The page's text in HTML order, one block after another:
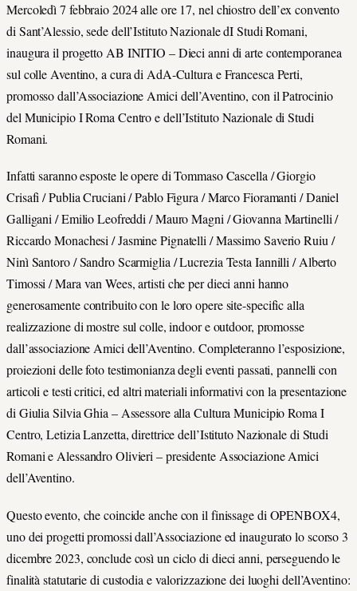
Mercoledì 7 febbraio 2024 alle ore 17, nel chiostro dell’ex convento
di Sant’Alessio, sede dell’Istituto Nazionale dI Studi Romani,
inaugura il progetto AB INITIO – Dieci anni di arte contemporanea
sul colle Aventino, a cura di AdA-Cultura e Francesca Perti,
promosso dall’Associazione Amici dell’Aventino, con il Patrocinio
del Municipio I Roma Centro e dell’Istituto Nazionale di Studi
Romani.
Infatti saranno esposte le opere di Tommaso Cascella / Giorgio
Crisafi / Publia Cruciani / Pablo Figura / Marco Fioramanti / Daniel
Galligani / Emilio Leofreddi / Mauro Magni / Giovanna Martinelli /
Riccardo Monachesi / Jasmine Pignatelli / Massimo Saverio Ruiu /
Ninì Santoro / Sandro Scarmiglia / Lucrezia Testa Iannilli / Alberto
Timossi / Mara van Wees, artisti che per dieci anni hanno
generosamente contribuito con le loro opere site-specific alla
realizzazione di mostre sul colle, indoor e outdoor, promosse
dall’associazione Amici dell’Aventino. Completeranno l’esposizione,
proiezioni delle foto testimonianza degli eventi passati, pannelli con
articoli e testi critici, ed altri materiali informativi con la presentazione
di Giulia Silvia Ghia – Assessore alla Cultura Municipio Roma I
Centro, Letizia Lanzetta, direttrice dell’Istituto Nazionale di Studi
Romani e Alessandro Olivieri – presidente Associazione Amici
dell’Aventino.
Questo evento, che coincide anche con il finissage di OPENBOX4,
uno dei progetti promossi dall’Associazione ed inaugurato lo scorso 3
dicembre 2023, conclude così un ciclo di dieci anni, perseguendo le
finalità statutarie di custodia e valorizzazione dei luoghi dell’Aventino: